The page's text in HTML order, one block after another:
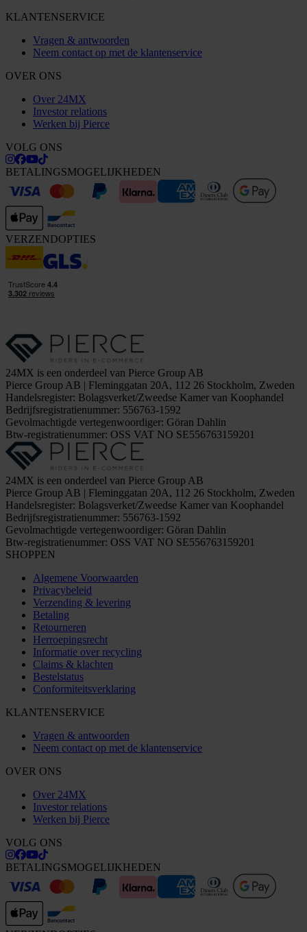
KLANTENSERVICE
Vragen & antwoorden
Neem contact op met de klantenservice
OVER ONS
Over 24MX
Investor relations
Werken bij Pierce
VOLG ONS
BETALINGSMOGELIJKHEDEN
VERZENDOPTIES
24MX is een onderdeel van Pierce Group AB
Pierce Group AB | Fleminggatan 20A, 112 26 Stockholm, Zweden
Handelsregister: Bolagsverket/Zweedse Kamer van Koophandel
Bedrijfsregistratienummer: 556763-1592
Gevolmachtigde vertegenwoordiger: Göran Dahlin
Btw-registratienummer: OSS VAT NO SE556763159201
24MX is een onderdeel van Pierce Group AB
Pierce Group AB | Fleminggatan 20A, 112 26 Stockholm, Zweden
Handelsregister: Bolagsverket/Zweedse Kamer van Koophandel
Bedrijfsregistratienummer: 556763-1592
Gevolmachtigde vertegenwoordiger: Göran Dahlin
Btw-registratienummer: OSS VAT NO SE556763159201
SHOPPEN
Algemene Voorwaarden
Privacybeleid
Verzending & levering
Betaling
Retourneren
Herroepingsrecht
Informatie over recycling
Claims & klachten
Bestelstatus
Conformiteitsverklaring
KLANTENSERVICE
Vragen & antwoorden
Neem contact op met de klantenservice
OVER ONS
Over 24MX
Investor relations
Werken bij Pierce
VOLG ONS
BETALINGSMOGELIJKHEDEN